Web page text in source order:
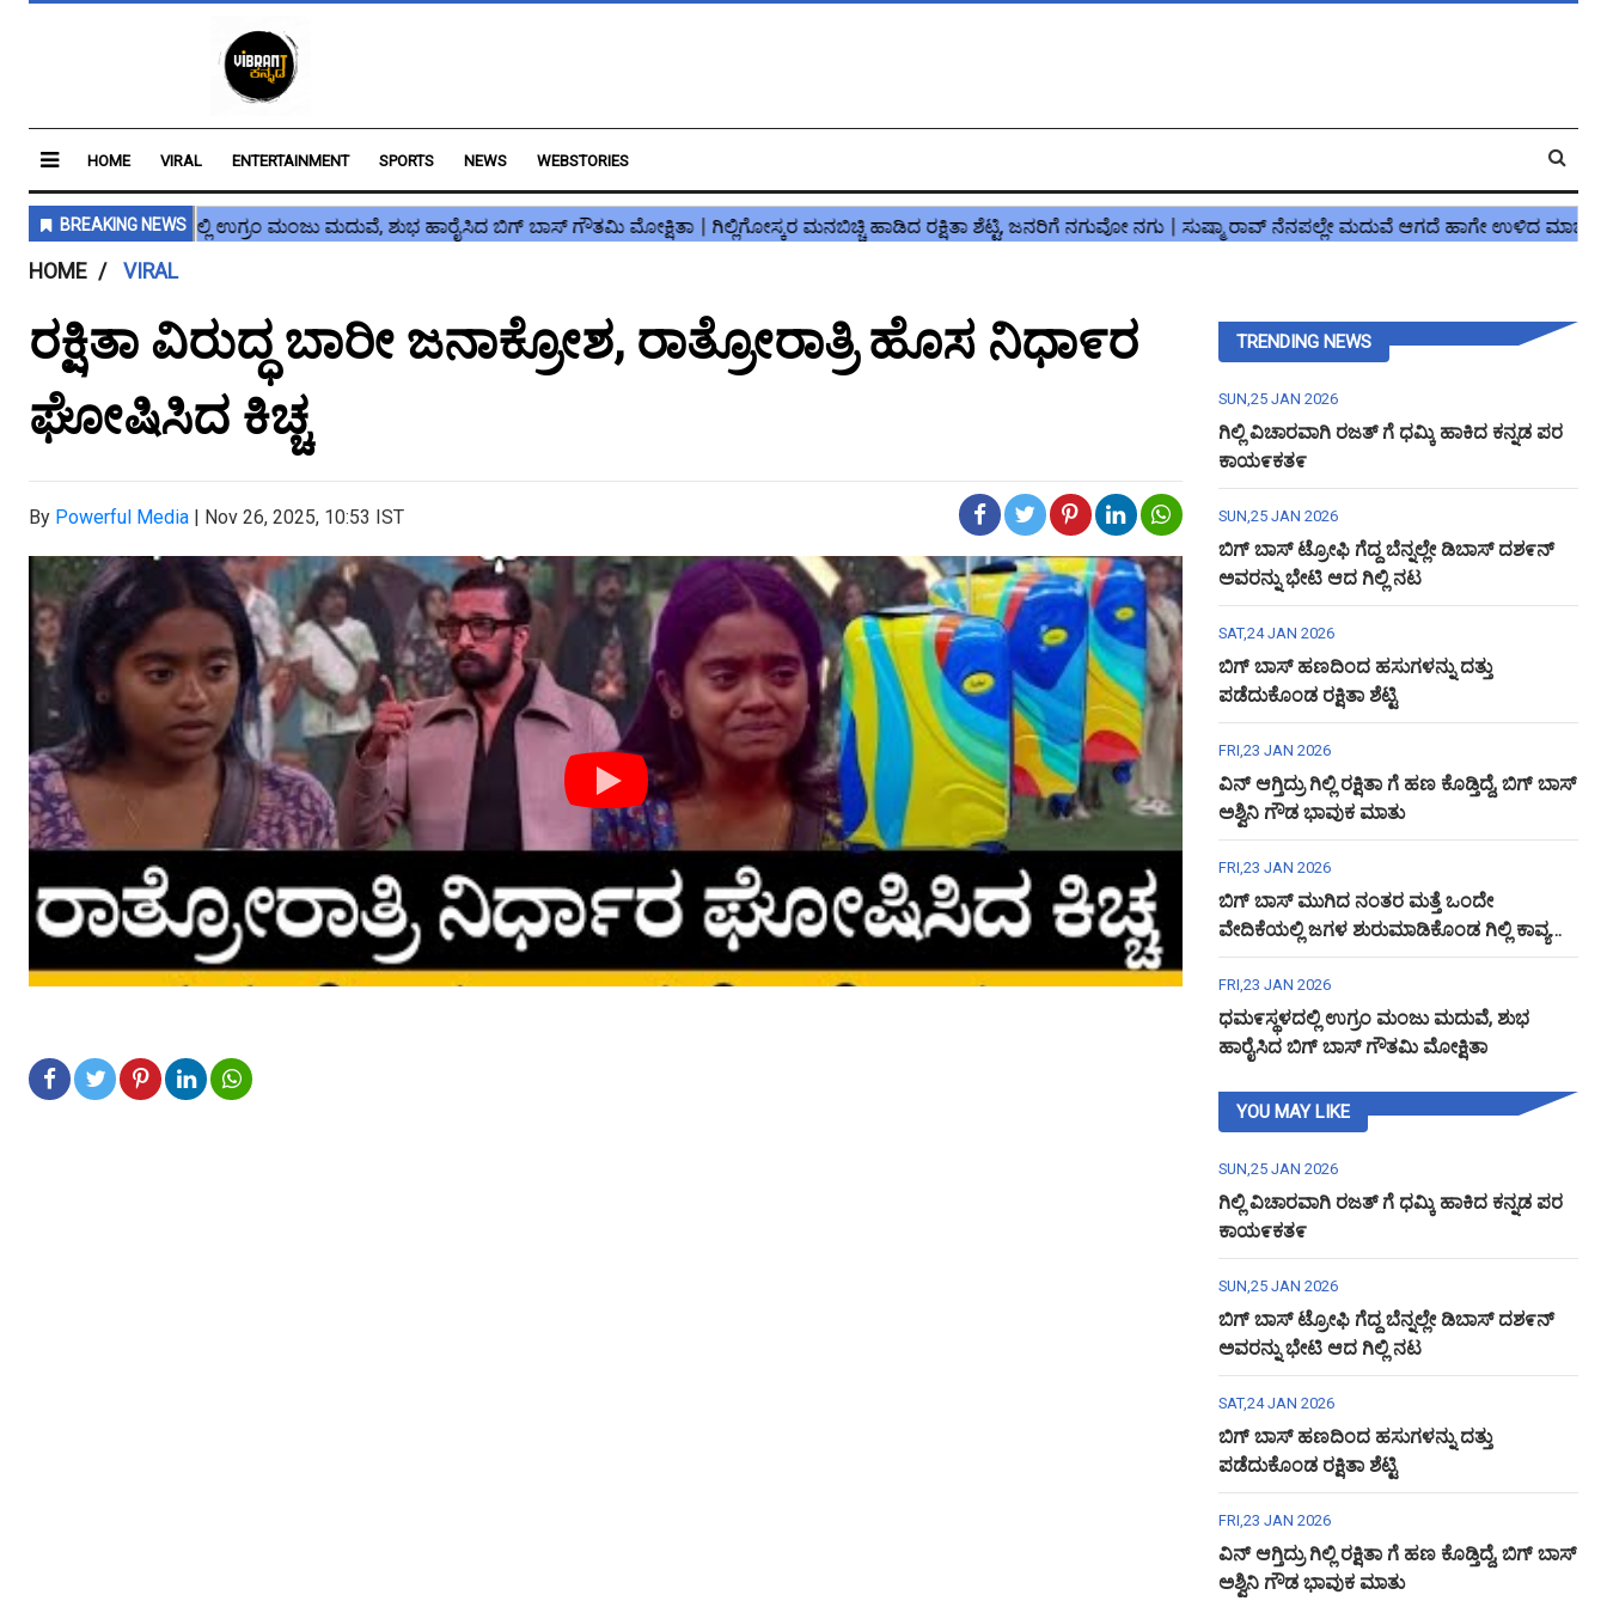
HOME VIRAL ENTERTAINMENT SPORTS NEWS WEBSTORIES
HOME VIRAL
ರಕ್ಷಿತಾ ವಿರುದ್ಧ ಬಾರೀ ಜನಾಕ್ರೋಶ, ರಾತ್ರೋರಾತ್ರಿ ಹೊಸ ನಿಧಾ೯ರ
ಘೋಷಿಸಿದ ಕಿಚ್ಚ
By Powerful Media | Nov 26, 2025, 10:53 IST
TRENDING NEWS
SUN,25 JAN 2026
ಗಿಲ್ಲಿ ವಿಚಾರವಾಗಿ ರಜತ್ ಗೆ ಧಮ್ಕಿ ಹಾಕಿದ ಕನ್ನಡ ಪರ
ಕಾಯ೯ಕತ೯
SUN,25 JAN 2026
ಬಿಗ್ ಬಾಸ್ ಟ್ರೋಫಿ ಗೆದ್ದ ಬೆನ್ನಲ್ಲೇ ಡಿಬಾಸ್ ದಶ೯ನ್
ಅವರನ್ನು ಭೇಟಿ ಆದ ಗಿಲ್ಲಿ ನಟ
SAT,24 JAN 2026
ಬಿಗ್ ಬಾಸ್ ಹಣದಿಂದ ಹಸುಗಳನ್ನು ದತ್ತು
ಪಡೆದುಕೊಂಡ ರಕ್ಷಿತಾ ಶೆಟ್ಟಿ
FRI,23 JAN 2026
ವಿನ್ ಆಗ್ತಿದ್ರು ಗಿಲ್ಲಿ ರಕ್ಷಿತಾ ಗೆ ಹಣ ಕೊಡ್ತಿದ್ದೆ, ಬಿಗ್ ಬಾಸ್
ಅಶ್ವಿನಿ ಗೌಡ ಭಾವುಕ ಮಾತು
FRI,23 JAN 2026
ಬಿಗ್ ಬಾಸ್ ಮುಗಿದ ನಂತರ ಮತ್ತೆ ಒಂದೇ
ವೇದಿಕೆಯಲ್ಲಿ ಜಗಳ ಶುರುಮಾಡಿಕೊಂಡ ಗಿಲ್ಲಿ ಕಾವ್ಯ
ಅಶ್ವಿನಿ ಗೌಡ
FRI,23 JAN 2026
ಧಮ೯ಸ್ಥಳದಲ್ಲಿ ಉಗ್ರಂ ಮಂಜು ಮದುವೆ, ಶುಭ
ಹಾರೈಸಿದ ಬಿಗ್ ಬಾಸ್ ಗೌತಮಿ ಮೋಕ್ಷಿತಾ
YOU MAY LIKE
SUN,25 JAN 2026
ಗಿಲ್ಲಿ ವಿಚಾರವಾಗಿ ರಜತ್ ಗೆ ಧಮ್ಕಿ ಹಾಕಿದ ಕನ್ನಡ ಪರ
ಕಾಯ೯ಕತ೯
SUN,25 JAN 2026
ಬಿಗ್ ಬಾಸ್ ಟ್ರೋಫಿ ಗೆದ್ದ ಬೆನ್ನಲ್ಲೇ ಡಿಬಾಸ್ ದಶ೯ನ್
ಅವರನ್ನು ಭೇಟಿ ಆದ ಗಿಲ್ಲಿ ನಟ
SAT,24 JAN 2026
ಬಿಗ್ ಬಾಸ್ ಹಣದಿಂದ ಹಸುಗಳನ್ನು ದತ್ತು
ಪಡೆದುಕೊಂಡ ರಕ್ಷಿತಾ ಶೆಟ್ಟಿ
FRI,23 JAN 2026
ವಿನ್ ಆಗ್ತಿದ್ರು ಗಿಲ್ಲಿ ರಕ್ಷಿತಾ ಗೆ ಹಣ ಕೊಡ್ತಿದ್ದೆ, ಬಿಗ್ ಬಾಸ್
ಅಶ್ವಿನಿ ಗೌಡ ಭಾವುಕ ಮಾತು